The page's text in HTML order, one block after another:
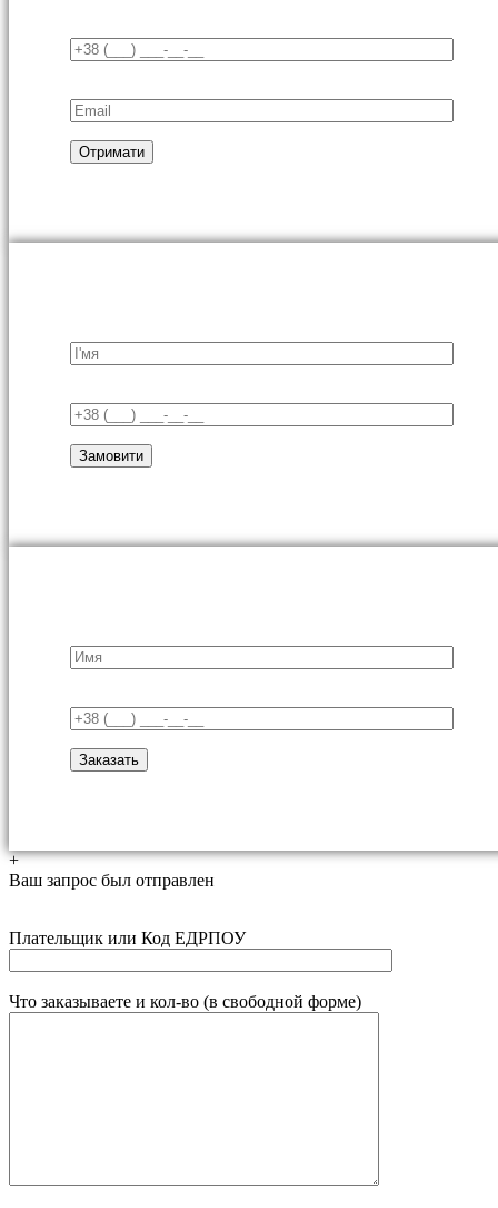
+
Ваш запрос был отправлен
Плательщик или Код ЕДРПОУ
Что заказываете и кол-во (в свободной форме)